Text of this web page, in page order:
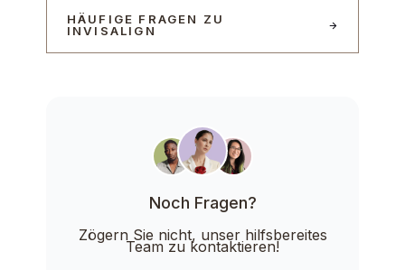
HÄUFIGE FRAGEN ZU
INVISALIGN
Noch Fragen?
Zögern Sie nicht, unser hilfsbereites
Team zu kontaktieren!